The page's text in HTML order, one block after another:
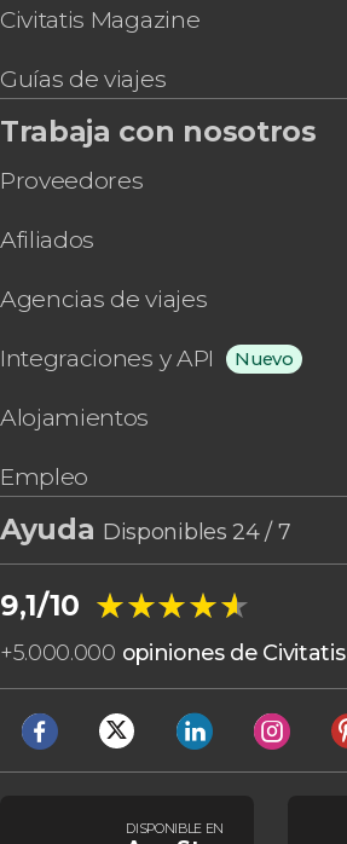
Civitatis Magazine
Guías de viajes
Trabaja con nosotros
Proveedores
Afiliados
Agencias de viajes
Integraciones y API Nuevo
Alojamientos
Empleo
Ayuda Disponibles 24 / 7
9,1/10 ★★★★★
★★★★★
+5.000.000 opiniones de Civitatis
DISPONIBLE EN